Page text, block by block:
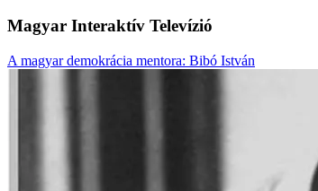
Magyar Interaktív Televízió
A magyar demokrácia mentora: Bibó István